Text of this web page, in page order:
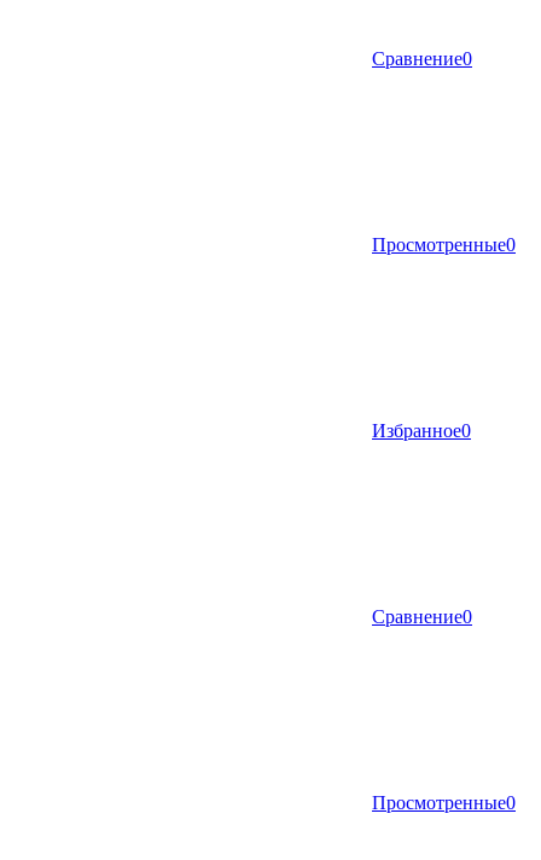
Сравнение0
Просмотренные0
Избранное0
Сравнение0
Просмотренные0